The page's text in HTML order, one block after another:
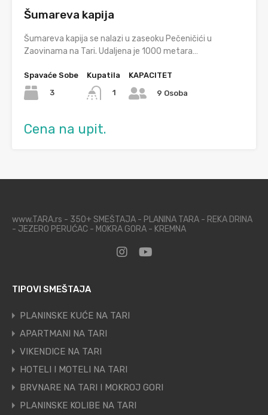
Šumareva kapija
Šumareva kapija se nalazi u zaseoku Pečeničići u
Zaovinama na Tari. Udaljena je 1000 metara…
Spavaće Sobe
3
Kupatila
1
KAPACITET
9 Osoba
Cena na upit.
www.TARA.rs - 350+ SMEŠTAJA - PLANINA TARA - REKA DRINA
- JEZERO PERUĆAC - MOKRA GORA - KREMNA
TIPOVI SMEŠTAJA
PLANINSKE KUĆE NA TARI
APARTMANI NA TARI
VIKENDICE NA TARI
HOTELI I MOTELI NA TARI
BRVNARE NA TARI I MOKROJ GORI
PLANINSKE KOLIBE NA TARI